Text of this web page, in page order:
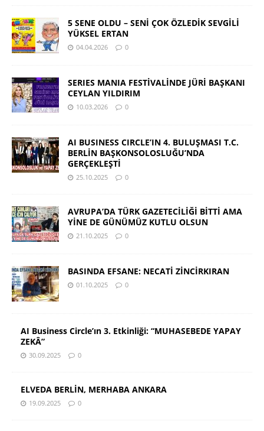
5 SENE OLDU – SENİ ÇOK ÖZLEDİK SEVGİLİ
YÜKSEL ERTAN
04.04.2026 0
SERIES MANIA FESTİVALİNDE JÜRİ BAŞKANI
CEYLAN YILDIRIM
10.03.2026 0
AI BUSINESS CIRCLE’IN 4. BULUŞMASI T.C.
BERLİN BAŞKONSOLOSLUĞU’NDA
GERÇEKLEŞTİ
25.10.2025 0
AVRUPA’DA TÜRK GAZETECİLİĞİ BİTTİ AMA
YİNE DE GÜNÜMÜZ KUTLU OLSUN
21.10.2025 0
BASINDA EFSANE: NECATİ ZİNCİRKIRAN
01.10.2025 0
AI Business Circle’ın 3. Etkinliği: “MUHASEBEDE YAPAY
ZEKÂ”
30.09.2025 0
ELVEDA BERLİN, MERHABA ANKARA
19.09.2025 0